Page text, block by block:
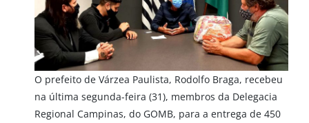
O prefeito de Várzea Paulista, Rodolfo Braga, recebeu
na última segunda-feira (31), membros da Delegacia
Regional Campinas, do GOMB, para a entrega de 450